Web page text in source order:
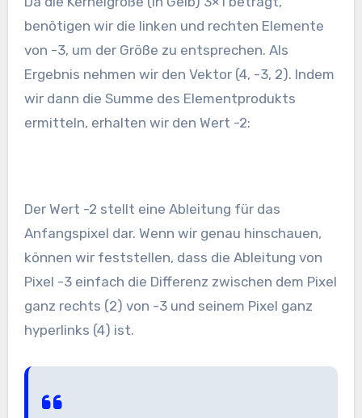
benötigen wir die linken und rechten Elemente
von -3, um der Größe zu entsprechen. Als
Ergebnis nehmen wir den Vektor (4, -3, 2). Indem
wir dann die Summe des Elementprodukts
ermitteln, erhalten wir den Wert -2:
Der Wert -2 stellt eine Ableitung für das
Anfangspixel dar. Wenn wir genau hinschauen,
können wir feststellen, dass die Ableitung von
Pixel -3 einfach die Differenz zwischen dem Pixel
ganz rechts (2) von -3 und seinem Pixel ganz
hyperlinks (4) ist.